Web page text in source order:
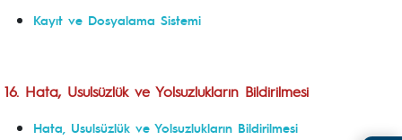
Kayıt ve Dosyalama Sistemi
16. Hata, Usulsüzlük ve Yolsuzlukların Bildirilmesi
Hata, Usulsüzlük ve Yolsuzlukların Bildirilmesi